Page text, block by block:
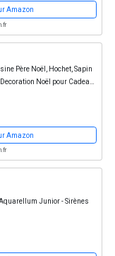
Amazon
Père Noël, Hochet, Sapin
Noël pour Cadeau,
Amazon
Junior - Sirènes